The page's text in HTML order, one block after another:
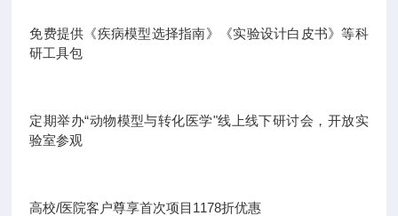
免费提供《疾病模型选择指南》《实验设计白皮书》等科
研工具包
定期举办“动物模型与转化医学"线上线下研讨会，开放实
验室参观
高校/医院客户尊享首次项目1178折优惠